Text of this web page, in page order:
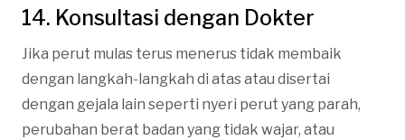
14. Konsultasi dengan Dokter
Jika perut mulas terus menerus tidak membaik
dengan langkah-langkah di atas atau disertai
dengan gejala lain seperti nyeri perut yang parah,
perubahan berat badan yang tidak wajar, atau